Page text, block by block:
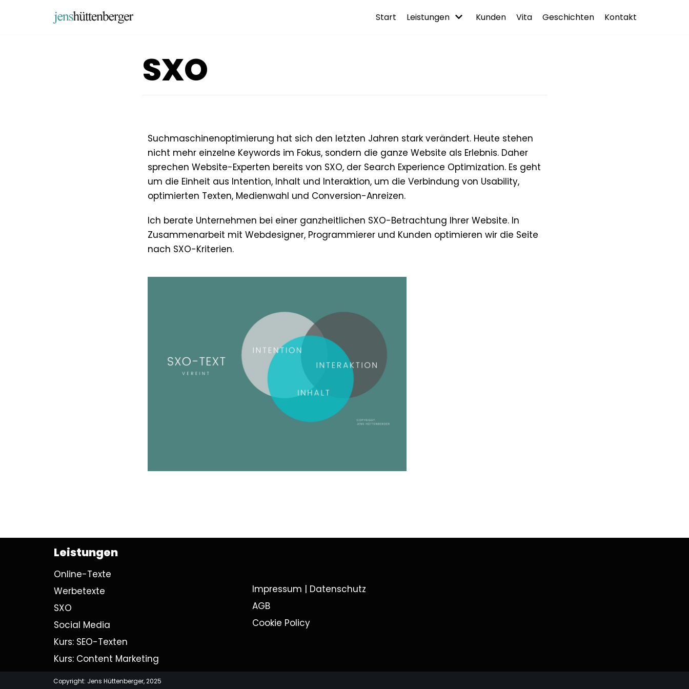
Start Leistungen Kunden Vita Geschichten Kontakt
SXO
Suchmaschinenoptimierung hat sich den letzten Jahren stark verändert. Heute stehen
nicht mehr einzelne Keywords im Fokus, sondern die ganze Website als Erlebnis. Daher
sprechen Website-Experten bereits von SXO, der Search Experience Optimization. Es geht
um die Einheit aus Intention, Inhalt und Interaktion, um die Verbindung von Usability,
optimierten Texten, Medienwahl und Conversion-Anreizen.
Ich berate Unternehmen bei einer ganzheitlichen SXO-Betrachtung Ihrer Website. In
Zusammenarbeit mit Webdesigner, Programmierer und Kunden optimieren wir die Seite
nach SXO-Kriterien.
Leistungen
Online-Texte
Werbetexte
SXO
Social Media
Kurs: SEO-Texten
Kurs: Content Marketing
Impressum | Datenschutz
AGB
Cookie Policy
Copyright: Jens Hüttenberger, 2025